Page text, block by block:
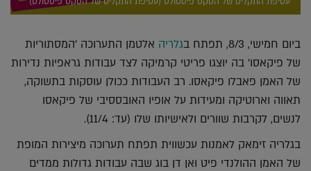
ביום חמישי, 8/3, תפתח ב גלריה אלטמן התערוכה 'המסתוריות
של פיקאסו' בה יוצגו פריטי קרמיקה לצד עבודות גראפיות נדירות
של האמן פאבלו פיקאסו. רב העבודות ככולן עוסקות בתשוקה,
תאווה וארוטיקה ומעידות על אופיו האובססיבי של פיקאסו
לנשים, לקרבות שוורים ולאישיותו שלו (עד: 11/4).
בגלריה זימאק לאמנות עכשווית תפתח תערוכה מיצירות המופת
של האמן ההולנדי פיט ואן דן בוג שבה עבודות גדולות ממדים